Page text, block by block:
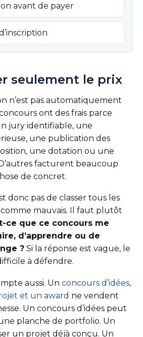
avant de payer
seulement le prix
n’est pas automatiquement
ont des frais parce
jury identifiable, une
une publication des
une dotation ou une
facturent beaucoup
de concret.
donc pas de classer tous les
mauvais. Il faut plutôt
ce que ce concours me
d’apprendre ou de
? Si la réponse est vague, le
à défendre.
aussi. Un concours d’idées,
et un award ne vendent
Un concours d’idées peut
planche de portfolio. Un
un projet déjà conçu. Un